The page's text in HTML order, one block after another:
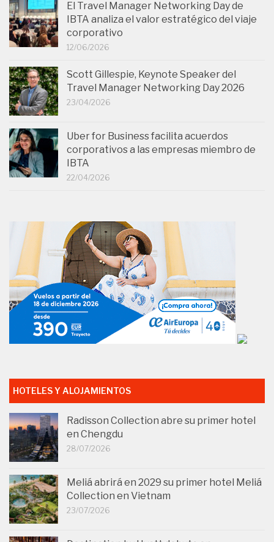
El Travel Manager Networking Day de
IBTA analiza el valor estratégico del viaje
corporativo
12/06/2026
Scott Gillespie, Keynote Speaker del
Travel Manager Networking Day 2026
23/04/2026
Uber for Business facilita acuerdos
corporativos a las empresas miembro de
IBTA
22/04/2026
HOTELES Y ALOJAMIENTOS
Radisson Collection abre su primer hotel
en Chengdu
28/07/2026
Meliá abrirá en 2029 su primer hotel Meliá
Collection en Vietnam
23/07/2026